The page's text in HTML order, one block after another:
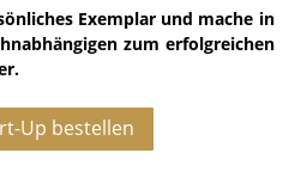
Exemplar und mache in
zum erfolgreichen
Up bestellen